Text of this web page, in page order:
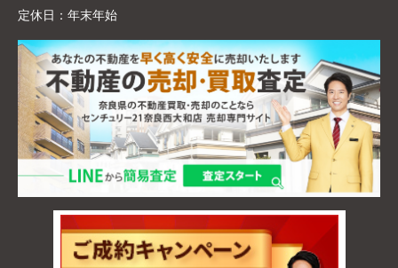
定休日： 年末年始